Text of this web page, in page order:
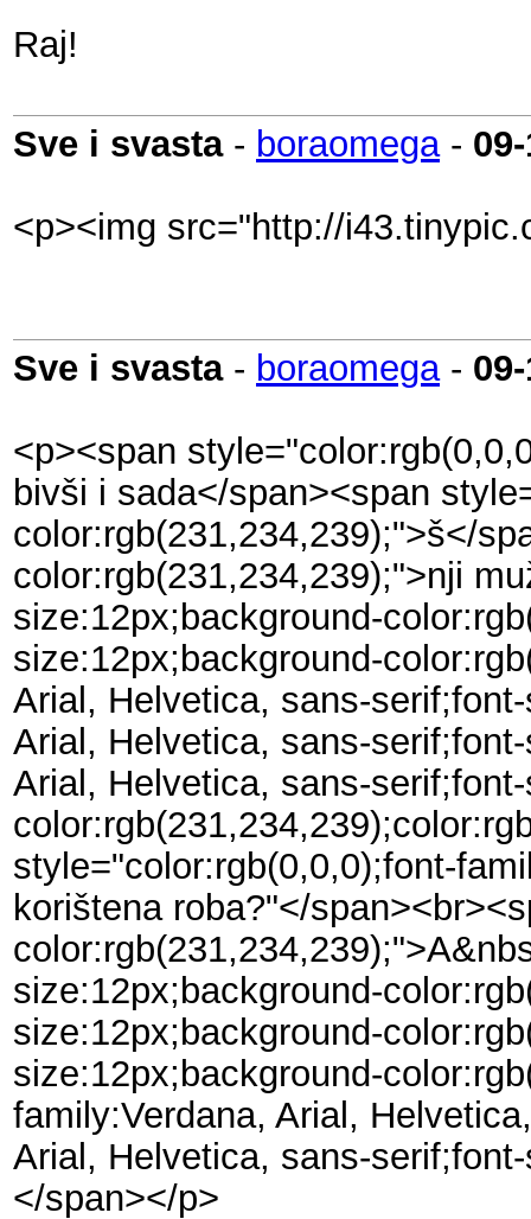
Raj!
Sve i svasta- boraomega-
<p><img src="http://
Sve i svasta- boraomega-
<p><span
bivši i sada</span><span
color:rgb(231,234,239);">š</
color:rgb(231,234,239);">nji
size:12px;background-
size:12px;background-
Arial, Helvetica, sans-
Arial, Helvetica, sans-
Arial, Helvetica, sans-
style="color:rgb(0,0,0);font-
korištena roba?"</
size:12px;background-
size:12px;background-
size:12px;background-
family:Verdana, Arial,
Arial, Helvetica, sans-
</span></p>